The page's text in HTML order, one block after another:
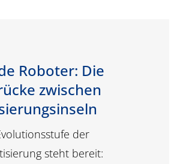
Roboter: Die
zwischen
der
steht bereit: